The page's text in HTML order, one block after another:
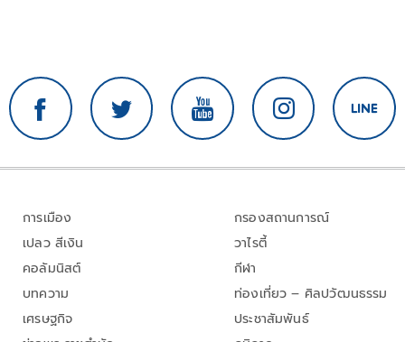
การเมือง
เปลว สีเงิน
คอลัมนิสต์
บทความ
เศรษฐกิจ
กรองสถานการณ์
วาไรตี้
กีฬา
ท่องเที่ยว – ศิลปวัฒนธรรม
ประชาสัมพันธ์